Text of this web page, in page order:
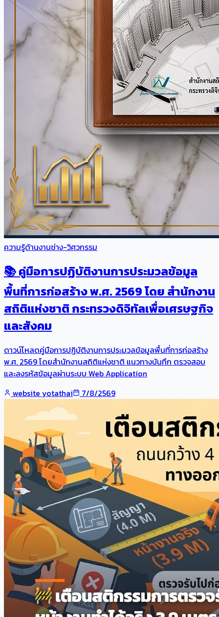
ความรู้ด้านงานช่าง-วิศวกรรม
📚 คู่มือการปฏิบัติงานการประมวลข้อมูล
พื้นที่การก่อสร้าง พ.ศ. 2569 โดย สำนักงาน
สถิติแห่งชาติ กระทรวงดิจิทัลเพื่อเศรษฐกิจ
และสังคม
ดาวน์โหลดคู่มือการปฏิบัติงานการประมวลข้อมูลพื้นที่การก่อสร้าง
พ.ศ. 2569 โดยสำนักงานสถิติแห่งชาติ แนวทางบันทึก ตรวจสอบ
และลงรหัสข้อมูลผ่านระบบ Web Application
website yotathai
7/8/2569